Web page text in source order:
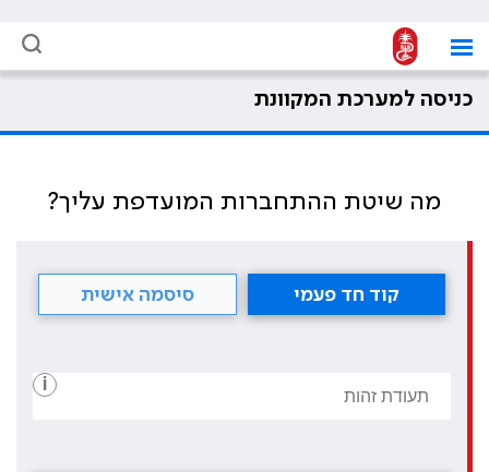
כניסה למערכת המקוונת
מה שיטת ההתחברות המועדפת עליך?
קוד חד פעמי סיסמה אישית
i